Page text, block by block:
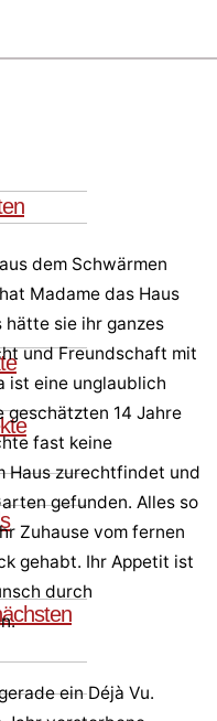
dem Schwärmen
Madame das Haus
sie ihr ganzes
und Freundschaft mit
ist eine unglaublich
14 Jahre
fast keine
Haus zurechtfindet und
gefunden. Alles so
Zuhause vom fernen
gehabt. Ihr Appetit ist
durch
ein Déjà Vu.